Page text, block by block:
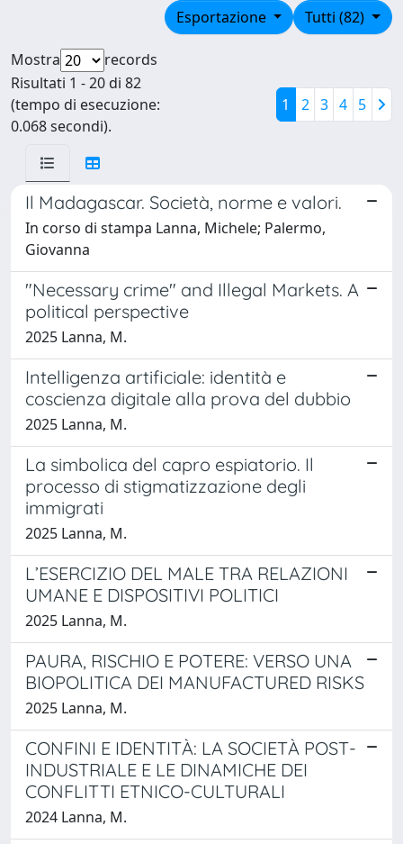
Tutti (82)
Esportazione
Mostra
records
Risultati 1 - 20 di 82
(tempo di esecuzione:
0.068 secondi).
1 2 3 4 5
Il Madagascar. Società, norme e valori.
In corso di stampa Lanna, Michele; Palermo,
Giovanna
"Necessary crime" and Illegal Markets. A
political perspective
2025 Lanna, M.
Intelligenza artificiale: identità e
coscienza digitale alla prova del dubbio
2025 Lanna, M.
La simbolica del capro espiatorio. Il
processo di stigmatizzazione degli
immigrati
2025 Lanna, M.
L’ESERCIZIO DEL MALE TRA RELAZIONI
UMANE E DISPOSITIVI POLITICI
2025 Lanna, M.
PAURA, RISCHIO E POTERE: VERSO UNA
BIOPOLITICA DEI MANUFACTURED RISKS
2025 Lanna, M.
CONFINI E IDENTITÀ: LA SOCIETÀ POST-
INDUSTRIALE E LE DINAMICHE DEI
CONFLITTI ETNICO-CULTURALI
2024 Lanna, M.